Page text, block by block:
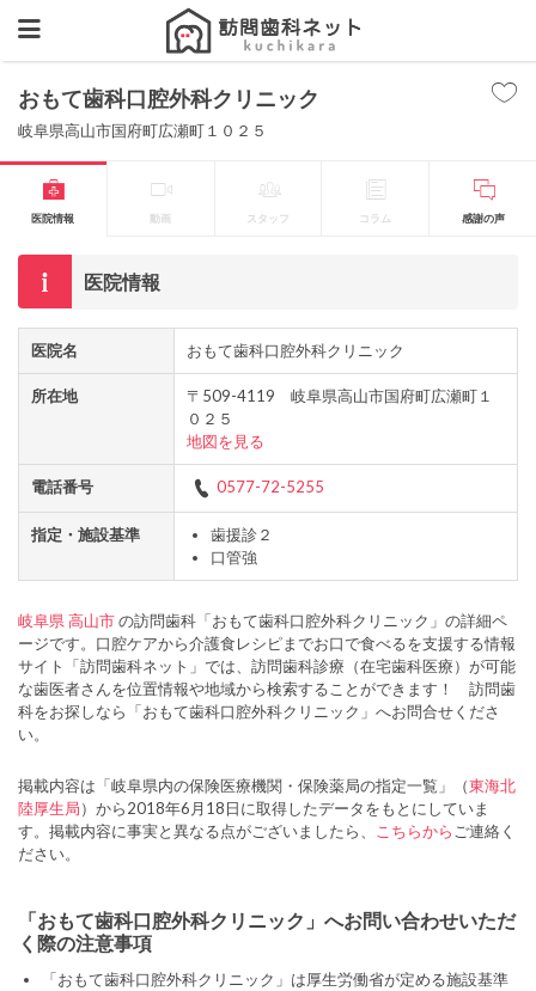
おもて歯科口腔外科クリニック
岐阜県高山市国府町広瀬町１０２５
医院情報 動画 スタッフ コラム 感謝の声
医院情報
医院名 おもて歯科口腔外科クリニック
所在地
〒509-4119 岐阜県高山市国府町広瀬町１
０２５
地図を見る
電話番号 0577-72-5255
指定・施設基準
歯援診２
口管強
岐阜県 高山市の訪問歯科「おもて歯科口腔外科クリニック」の詳細ペ
ージです。口腔ケアから介護食レシピまでお口で食べるを支援する情報
サイト「訪問歯科ネット」では、訪問歯科診療（在宅歯科医療）が可能
な歯医者さんを位置情報や地域から検索することができます！ 訪問歯
科をお探しなら「おもて歯科口腔外科クリニック」へお問合せくださ
い。
掲載内容は「岐阜県内の保険医療機関・保険薬局の指定一覧」（東海北
陸厚生局）から2018年6月18日に取得したデータをもとにしていま
す。掲載内容に事実と異なる点がございましたら、
こちらから ご連絡く
ださい。
「おもて歯科口腔外科クリニック」へお問い合わせいただ
く際の注意事項
「おもて歯科口腔外科クリニック」は厚生労働省が定める施設基準